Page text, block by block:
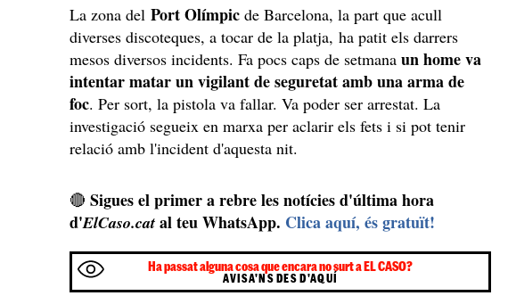
La zona delPort Olímpic de Barcelona, la part que acull
diverses discoteques, a tocar de la platja, ha patit els darrers
mesos diversos incidents. Fa pocs caps de setmanaun home va
intentar matar un vigilant de seguretat amb una arma de
foc. Per sort, la pistola va fallar. Va poder ser arrestat. La
investigació segueix en marxa per aclarir els fets i si pot tenir
relació amb l'incident d'aquesta nit.
🔴Sigues el primer a rebre les notícies d'última hora
d'ElCaso.cat al teu WhatsApp. Clica aquí, és gratuït!
Ha passat alguna cosa que encara no surt a EL CASO?
AVISA'NS DES D'AQUÍ